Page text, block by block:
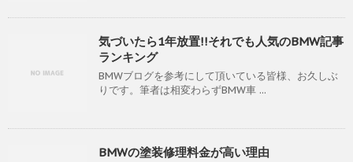
気づいたら1年放置!!それでも人気のBMW記事
ランキング
BMWブログを参考にして頂いている皆様、お久しぶ
りです。筆者は相変わらずBMW車 ...
BMWの塗装修理料金が高い理由